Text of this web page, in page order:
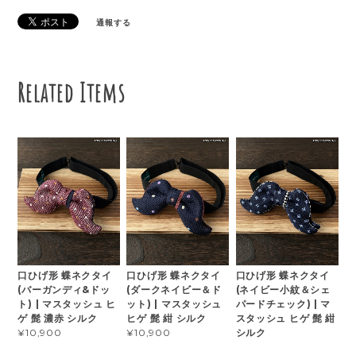
通報する
Related Items
口ひげ形 蝶ネクタイ
(バーガンディ&ドッ
ト) | マスタッシュ ヒ
ゲ 髭 濃赤 シルク
¥10,900
口ひげ形 蝶ネクタイ
(ダークネイビー＆ド
ット) | マスタッシュ
ヒゲ 髭 紺 シルク
¥10,900
口ひげ形 蝶ネクタイ
(ネイビー小紋＆シェ
パードチェック) | マ
スタッシュ ヒゲ 髭 紺
シルク